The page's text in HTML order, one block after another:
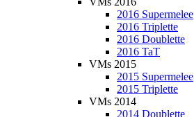
2016 Supermelee
2016 Triplette
2016 Doublette
2016 TaT
VMs 2015
2015 Supermelee
2015 Triplette
VMs 2014
2014 Doublette